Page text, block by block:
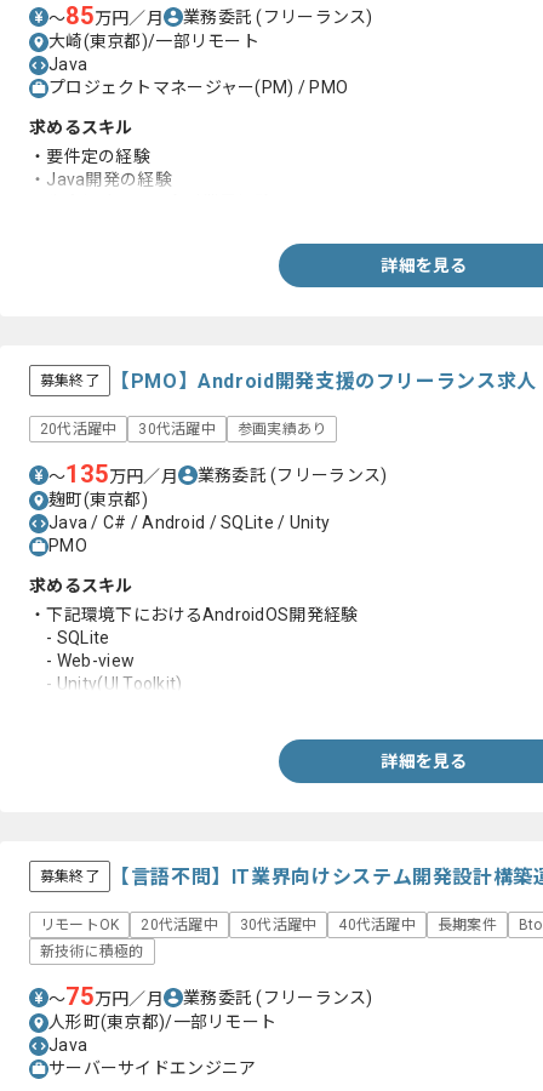
〜85万円／月 業務委託(フリーランス)
大崎(東京都)/一部リモート
Java
プロジェクトマネージャー(PM) / PMO
求めるスキル
・要件定の経験
・Java開発の経験
詳細を見る
募集終了 【PMO】Android開発支援のフリーランス求人
20代活躍中 30代活躍中 参画実績あり
〜135万円／月 業務委託(フリーランス)
麹町(東京都)
Java / C# / Android / SQLite / Unity
PMO
求めるスキル
・下記環境下におけるAndroidOS開発経験
- SQLite
- Web-view
- Unity(UI Toolkit)
・プロジェクトマネジメント経験
詳細を見る
募集終了 【言語不問】IT業界向けシステム開発設計構
リモートOK 20代活躍中 30代活躍中 40代活躍中 長期案件
新技術に積極的
〜75万円／月 業務委託(フリーランス)
人形町(東京都)/一部リモート
Java
サーバーサイドエンジニア